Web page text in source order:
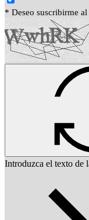
* Deseo suscribirme
Introduzca el texto de